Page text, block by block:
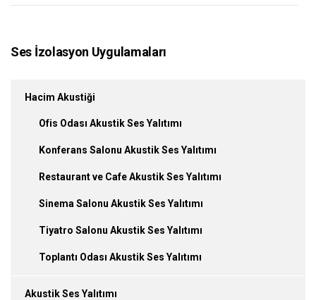
Ses İzolasyon Uygulamaları
Hacim Akustiği
Ofis Odası Akustik Ses Yalıtımı
Konferans Salonu Akustik Ses Yalıtımı
Restaurant ve Cafe Akustik Ses Yalıtımı
Sinema Salonu Akustik Ses Yalıtımı
Tiyatro Salonu Akustik Ses Yalıtımı
Toplantı Odası Akustik Ses Yalıtımı
Akustik Ses Yalıtımı